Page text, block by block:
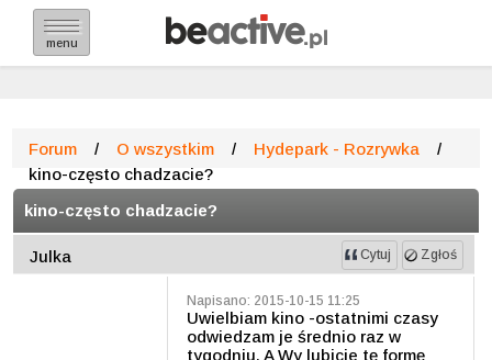
menu
Forum / O wszystkim / Hydepark - Rozrywka
/
kino-często chadzacie?
kino-często chadzacie?
Julka Zgłoś
Cytuj
Napisano: 2015-10-15 11:25
Uwielbiam kino -ostatnimi czasy
odwiedzam je średnio raz w
tygodniu. A Wy lubicie tę formę